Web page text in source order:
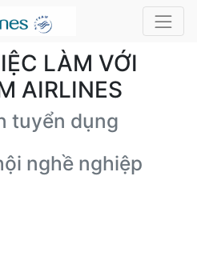
LÀM VỚI
AIRLINES
tuyển dụng
nghề nghiệp